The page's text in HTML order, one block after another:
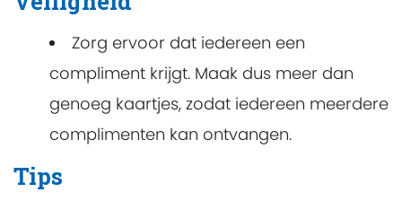
Zorg ervoor dat iedereen een
compliment krijgt. Maak dus meer dan
genoeg kaartjes, zodat iedereen meerdere
complimenten kan ontvangen.
Tips